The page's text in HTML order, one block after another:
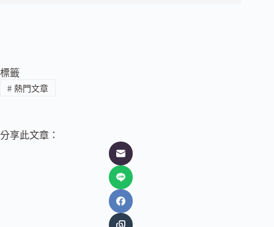
標籤
#熱門文章
分享此文章：